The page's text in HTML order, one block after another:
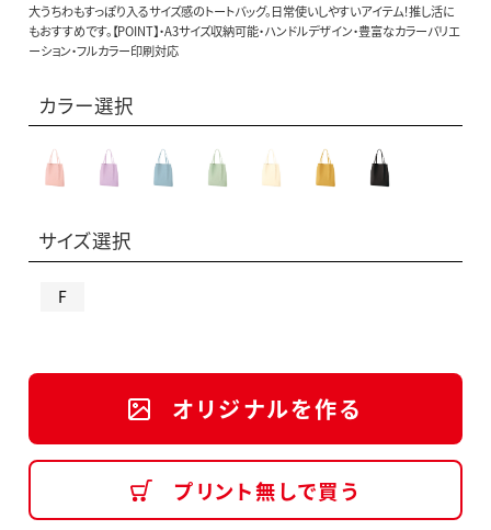
大うちわもすっぽり入るサイズ感のトートバッグ。日常使いしやすいアイテム！推し活に
もおすすめです。【POINT】・A3サイズ収納可能・ハンドルデザイン・豊富なカラーバリエ
ーション・フルカラー印刷対応
カラー選択
サイズ選択
F
オリジナルを作る
プリント無しで買う